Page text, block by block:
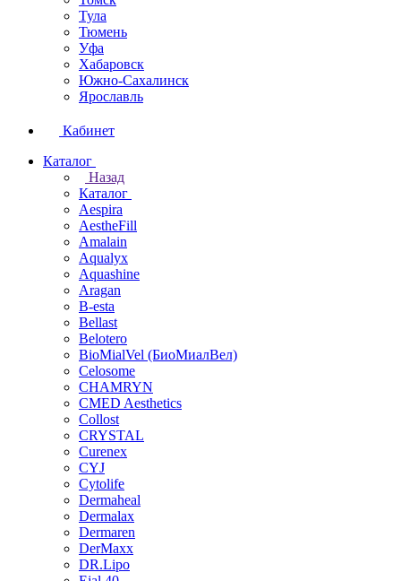
Тула
Тюмень
Уфа
Хабаровск
Южно-Сахалинск
Ярославль
Кабинет
Каталог
Назад
Каталог
Aespira
AestheFill
Amalain
Aqualyx
Aquashine
Aragan
B-esta
Bellast
Belotero
BioMialVel (БиоМиалВел)
Celosome
CHAMRYN
CMED Aesthetics
Collost
CRYSTAL
Curenex
CYJ
Cytolife
Dermaheal
Dermalax
Dermaren
DerMaxx
DR.Lipo